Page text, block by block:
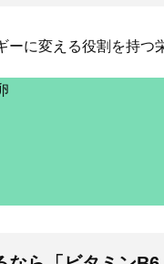
に変える役割を持つ